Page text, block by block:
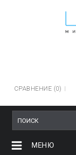
СРАВНЕНИЕ (0)
МЕНЮ